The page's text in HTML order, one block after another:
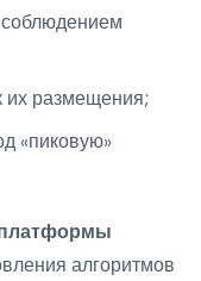
соблюдением
их размещения;
«пиковую»
алгоритмов